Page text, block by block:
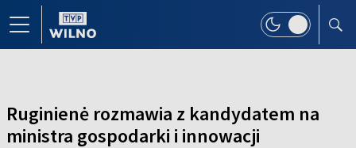
Ruginienė rozmawia z kandydatem na
ministra gospodarki i innowacji